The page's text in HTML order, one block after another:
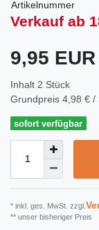
Artikelnummer
Verkauf ab
9,95 EUR
Inhalt 2 Stück
Grundpreis 4,98 € /
sofort verfügbar
* inkl. ges. MwSt. zzgl.
** unser bisheriger Preis